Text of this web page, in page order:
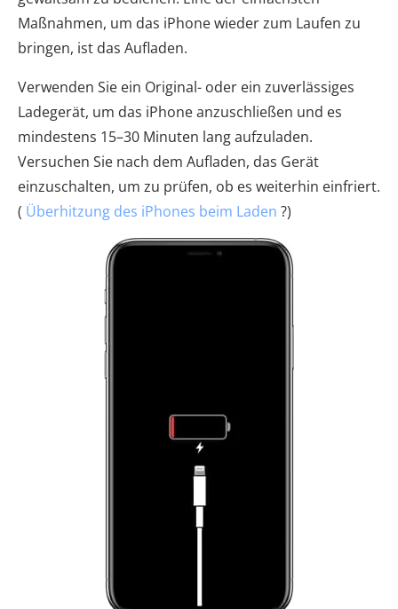
Maßnahmen, um das iPhone wieder zum Laufen zu
bringen, ist das Aufladen.
Verwenden Sie ein Original- oder ein zuverlässiges
Ladegerät, um das iPhone anzuschließen und es
mindestens 15–30 Minuten lang aufzuladen.
Versuchen Sie nach dem Aufladen, das Gerät
einzuschalten, um zu prüfen, ob es weiterhin einfriert.
( Überhitzung des iPhones beim Laden ?)